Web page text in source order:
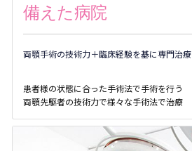
備えた病院
両顎手術の技術力＋臨床経験を基に専門治療
患者様の状態に合った手術法で手術を行う
両顎先駆者の技術力で様々な手術法で治療